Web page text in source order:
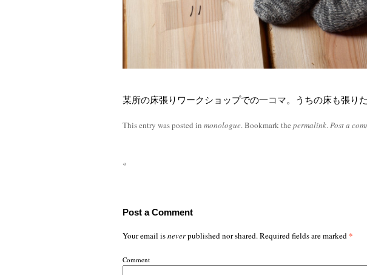
某所の床張りワークショップでの一コマ。うちの床も張り
This entry was posted in monologue. Bookmark the permalink.Post a
«
Post a Comment
Your email isneverpublished nor shared. Required fields are marked*
Comment